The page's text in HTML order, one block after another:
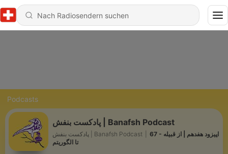
Podcasts
پادکست بنفش | Banafsh Podcast
پادکست بنفش | Banafsh Podcast
67 - اپیزود هفدهم | از قبیله
تا الگوریتم